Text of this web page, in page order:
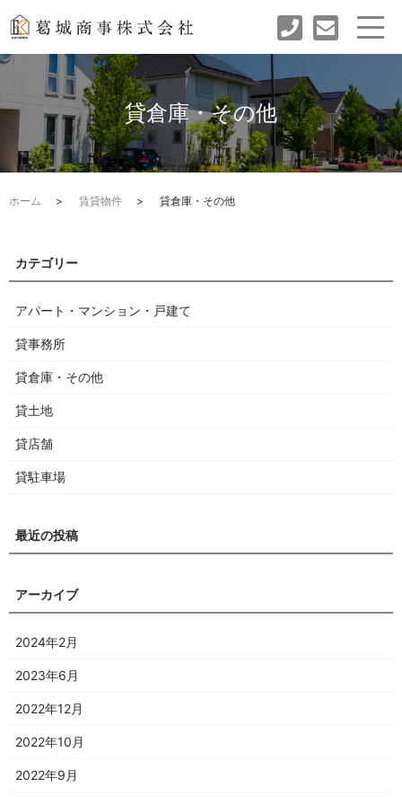
貸倉庫・その他
ホーム 賃貸物件 貸倉庫・その他
アパート・マンション・戸建て
貸事務所
貸倉庫・その他
貸土地
貸店舗
貸駐車場
2024年2月
2023年6月
2022年12月
2022年10月
2022年9月